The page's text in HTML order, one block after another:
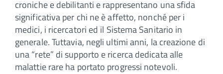
croniche e debilitanti e rappresentano una sfida
significativa per chi ne è affetto, nonché per i
medici, i ricercatori ed il Sistema Sanitario in
generale. Tuttavia, negli ultimi anni, la creazione di
una “rete” di supporto e ricerca dedicata alle
malattie rare ha portato progressi notevoli.